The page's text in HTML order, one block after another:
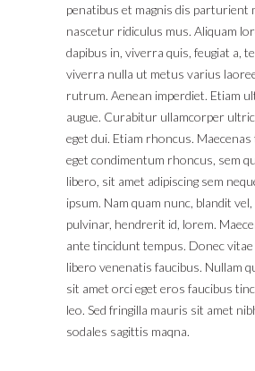
penatibus et magnis dis parturient
nascetur ridiculus mus. Aliquam
dapibus in, viverra quis, feugiat a,
viverra nulla ut metus varius
rutrum. Aenean imperdiet. Etiam
augue. Curabitur ullamcorper
eget dui. Etiam rhoncus.
eget condimentum rhoncus, sem
libero, sit amet adipiscing sem
ipsum. Nam quam nunc, blandit
pulvinar, hendrerit id, lorem.
ante tincidunt tempus. Donec
libero venenatis faucibus. Nullam
sit amet orci eget eros faucibus
leo. Sed fringilla mauris sit amet
sodales sagittis maqna.